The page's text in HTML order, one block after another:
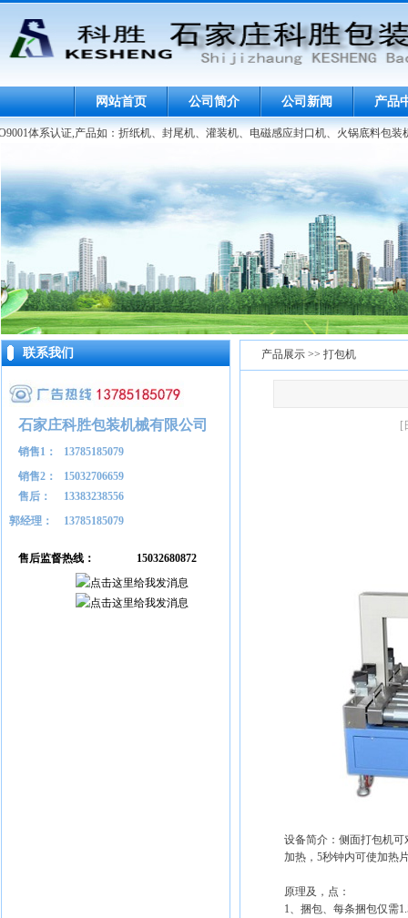
网站首页 公司简介 公司新闻 产品
体系认证,产品如：折纸机、封尾机、灌装机、电磁感应封口机、火锅底料包装
联系我们
石家庄科胜包装机械有限公司
销售1：
13785185079
销售2：
15032706659
售后：
13383238556
郭经理：
13785185079
售后监督热线： 15032680872
产品展示 >> 打包机
[
设备简介：侧面打包机
加热，5秒钟内可使加热
原理及，点：
1、捆包、每条捆包仅需